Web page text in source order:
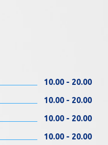
10.00 - 20.00
10.00 - 20.00
10.00 - 20.00
10.00 - 20.00